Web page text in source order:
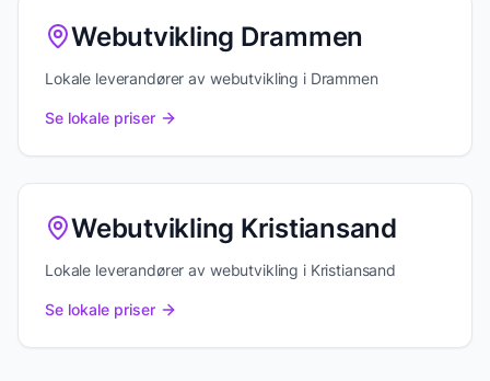
Webutvikling Drammen
Lokale leverandører av webutvikling i Drammen
Se lokale priser
Webutvikling Kristiansand
Lokale leverandører av webutvikling i Kristiansand
Se lokale priser